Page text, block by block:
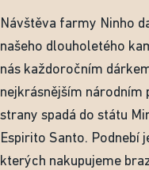
Návštěva farmy Ninho
našeho dlouholetého
nás každoročním
nejkrásnějším národním
strany spadá do státu
Espirito Santo. Podnebí
kterých nakupujeme